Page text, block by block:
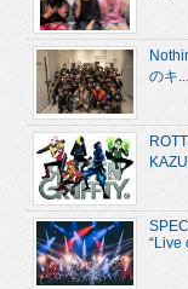
のキ...
“Live